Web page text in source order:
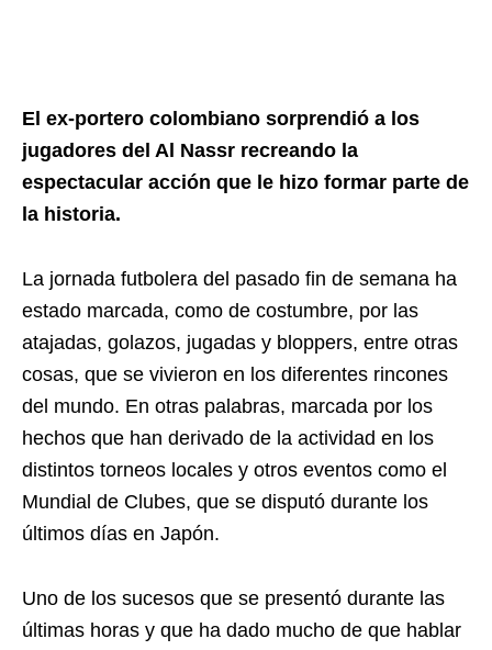
El ex-portero colombiano sorprendió a los
jugadores del Al Nassr recreando la
espectacular acción que le hizo formar parte de
la historia.
La jornada futbolera del pasado fin de semana ha
estado marcada, como de costumbre, por las
atajadas, golazos, jugadas y bloppers, entre otras
cosas, que se vivieron en los diferentes rincones
del mundo. En otras palabras, marcada por los
hechos que han derivado de la actividad en los
distintos torneos locales y otros eventos como el
Mundial de Clubes, que se disputó durante los
últimos días en Japón.
Uno de los sucesos que se presentó durante las
últimas horas y que ha dado mucho de que hablar